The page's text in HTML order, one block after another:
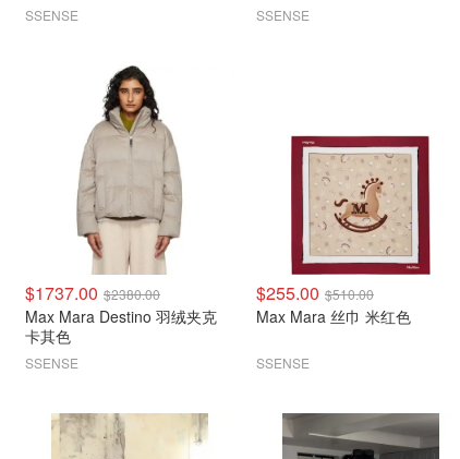
SSENSE SSENSE
$1737.00 $2380.00
Max Mara Destino 羽绒夹克
卡其色
SSENSE
$255.00 $510.00
Max Mara 丝巾 米红色
SSENSE